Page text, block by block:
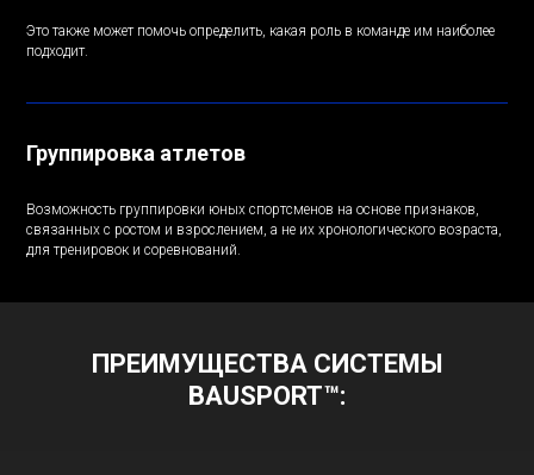
Это также может помочь определить, какая роль в команде им наиболее
подходит.
Группировка атлетов
Возможность группировки юных спортсменов на основе признаков,
связанных с ростом и взрослением, а не их хронологического возраста,
для тренировок и соревнований.
ПРЕИМУЩЕСТВА СИСТЕМЫ
BAUSPORT™: